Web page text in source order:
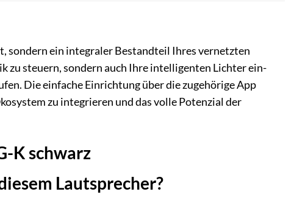
sondern ein integraler Bestandteil Ihres vernetzten
zu steuern, sondern auch Ihre intelligenten Lichter ein-
Die einfache Einrichtung über die zugehörige App
zu integrieren und das volle Potenzial der
K schwarz
Lautsprecher?